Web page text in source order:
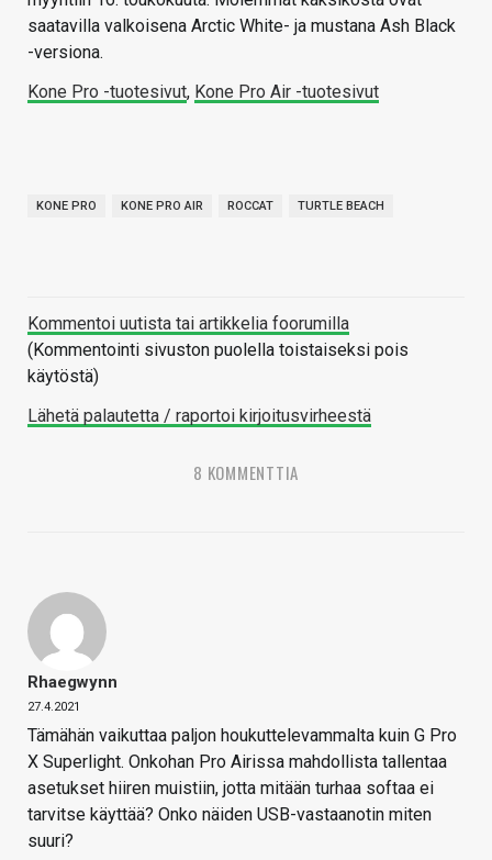
saatavilla valkoisena Arctic White- ja mustana Ash Black
-versiona.
Kone Pro -tuotesivut, Kone Pro Air -tuotesivut
KONE PRO KONE PRO AIR ROCCAT TURTLE BEACH
Kommentoi uutista tai artikkelia foorumilla
(Kommentointi sivuston puolella toistaiseksi pois
käytöstä)
Lähetä palautetta / raportoi kirjoitusvirheestä
8 KOMMENTTIA
Rhaegwynn
27.4.2021
Tämähän vaikuttaa paljon houkuttelevammalta kuin G Pro
X Superlight. Onkohan Pro Airissa mahdollista tallentaa
asetukset hiiren muistiin, jotta mitään turhaa softaa ei
tarvitse käyttää? Onko näiden USB-vastaanotin miten
suuri?